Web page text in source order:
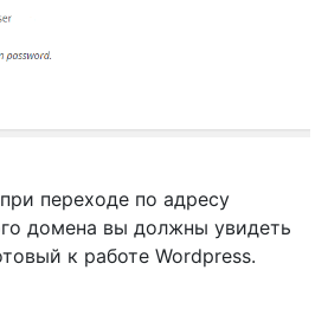
переходе по адресу
домена вы должны увидеть
к работе Wordpress.